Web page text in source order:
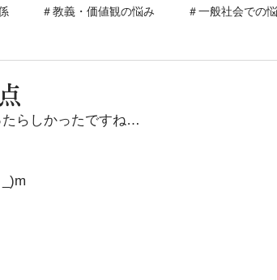
＃教義・価値観の悩み ＃一般社会での
たらしかったですね…